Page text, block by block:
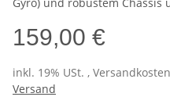
159,00 €
inkl. 19% USt. ,
Versand